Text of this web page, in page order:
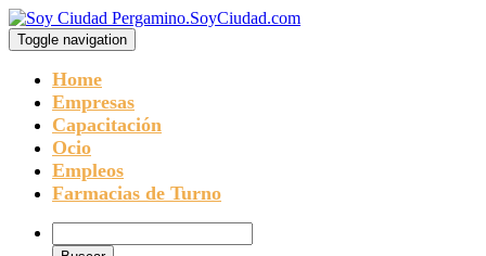
Toggle navigation
Home
Empresas
Capacitación
Ocio
Empleos
Farmacias de Turno